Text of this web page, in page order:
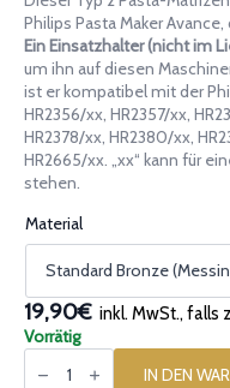
bis
19,90€
Philips Pasta Maker
Ein Einsatzhalter (nicht im
um ihn auf diesen
ist er kompatibel mit der
HR2356/xx, HR2357/xx,
HR2378/xx, HR2380/xx,
HR2665/xx. „xx“ kann für
stehen.
Material
19,90€ inkl. MwSt., falls
Vorrätig
Pasta-
Einsatz IN DEN